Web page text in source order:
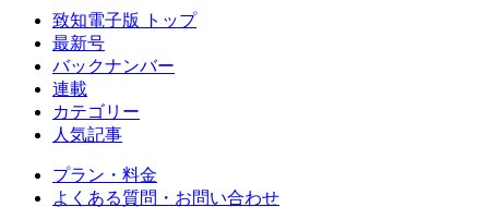
致知電子版 トップ
最新号
バックナンバー
連載
カテゴリー
人気記事
プラン・料金
よくある質問・お問い合わせ